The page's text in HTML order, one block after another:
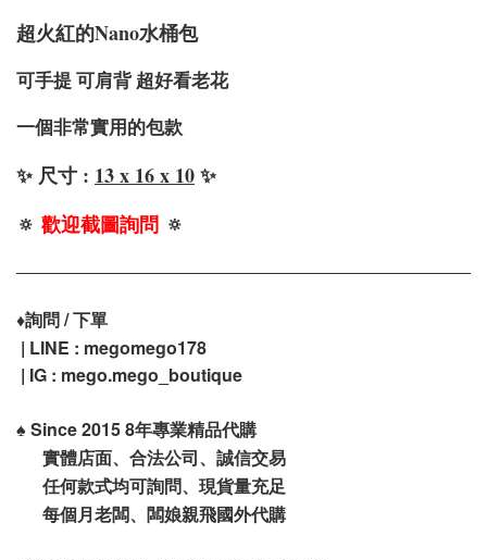
超火紅的Nano水桶包
可手提 可肩背 超好看老花
一個非常實用的包款
✨ 尺寸 : 13 x 16 x 10✨
🔅 歡迎截圖詢問 🔅
♦️詢問 / 下單
| LINE : megomego178
| IG : mego.mego_boutique
♠️ Since 2015 8年專業精品代購
實體店面、合法公司、誠信交易
任何款式均可詢問、現貨量充足
每個月老闆、闆娘親飛國外代購